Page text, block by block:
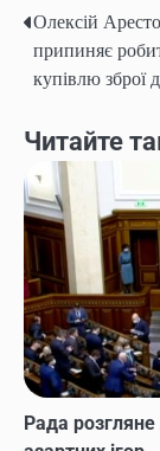
Навігація
записів
Олексій
припиняє
купівлю зброї
Читайте
Рада розгляне